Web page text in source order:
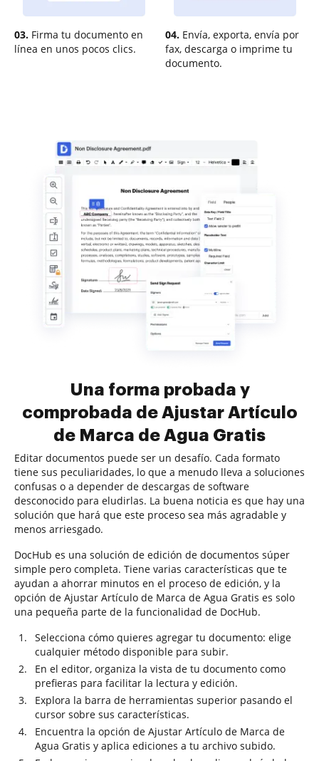
03. Firma tu documento en
línea en unos pocos clics.
04. Envía, exporta, envía por
fax, descarga o imprime tu
documento.
Una forma probada y
comprobada de Ajustar Artículo
de Marca de Agua Gratis
Editar documentos puede ser un desafío. Cada formato
tiene sus peculiaridades, lo que a menudo lleva a soluciones
confusas o a depender de descargas de software
desconocido para eludirlas. La buena noticia es que hay una
solución que hará que este proceso sea más agradable y
menos arriesgado.
DocHub es una solución de edición de documentos súper
simple pero completa. Tiene varias características que te
ayudan a ahorrar minutos en el proceso de edición, y la
opción de Ajustar Artículo de Marca de Agua Gratis es solo
una pequeña parte de la funcionalidad de DocHub.
Selecciona cómo quieres agregar tu documento: elige
cualquier método disponible para subir.
En el editor, organiza la vista de tu documento como
prefieras para facilitar la lectura y edición.
Explora la barra de herramientas superior pasando el
cursor sobre sus características.
Encuentra la opción de Ajustar Artículo de Marca de
Agua Gratis y aplica ediciones a tu archivo subido.